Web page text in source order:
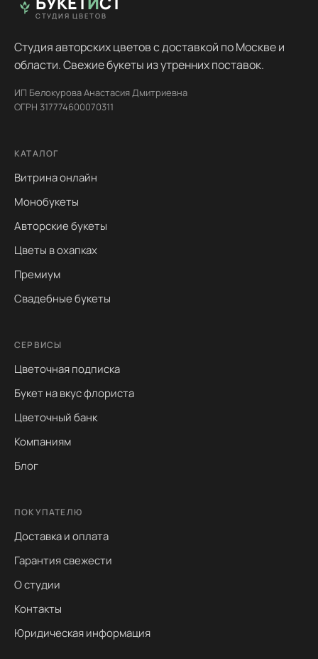
СТУДИЯ ЦВЕТОВ
Студия авторских цветов с доставкой по Москве и
области. Свежие букеты из утренних поставок.
ИП Белокурова Анастасия Дмитриевна
ОГРН 317774600070311
КАТАЛОГ
Витрина онлайн
Монобукеты
Авторские букеты
Цветы в охапках
Премиум
Свадебные букеты
СЕРВИСЫ
Цветочная подписка
Букет на вкус флориста
Цветочный банк
Компаниям
Блог
ПОКУПАТЕЛЮ
Доставка и оплата
Гарантия свежести
О студии
Контакты
Юридическая информация